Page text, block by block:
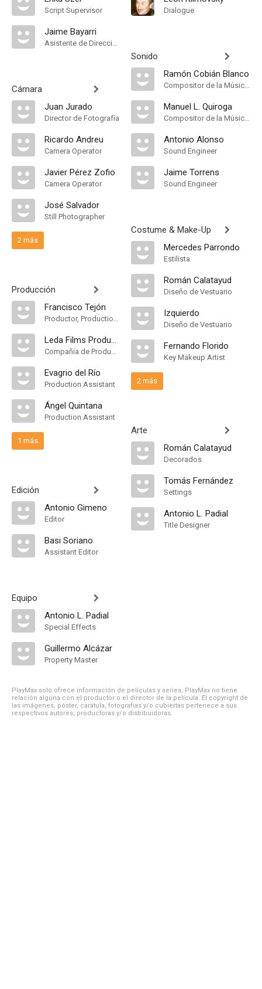
Script Supervisor
Jaime Bayarri
Asistente de Dirección
Cámara
Juan Jurado
Director de Fotografía
Ricardo Andreu
Camera Operator
Javier Pérez Zofio
Camera Operator
José Salvador
Still Photographer
2 más
Producción
Francisco Tejón
Productor, Production Manager
Leda Films Productions S.L
Compañía de Produccion
Evagrio del Río
Production Assistant
Ángel Quintana
Production Assistant
1 más
Edición
Antonio Gimeno
Editor
Basi Soriano
Assistant Editor
Equipo
Antonio L. Padial
Special Effects
Guillermo Alcázar
Property Master
Dialogue
Sonido
Ramón Cobián Blanco
Compositor de la Música Original, Música
Manuel L. Quiroga
Compositor de la Música Original, Música
Antonio Alonso
Sound Engineer
Jaime Torrens
Sound Engineer
Costume & Make-Up
Mercedes Parrondo
Estilista
Román Calatayud
Diseño de Vestuario
Izquierdo
Diseño de Vestuario
Fernando Florido
Key Makeup Artist
2 más
Arte
Román Calatayud
Decorados
Tomás Fernández
Settings
Antonio L. Padial
Title Designer
PlayMax solo ofrece información de películas y series, PlayMax no tiene
relación alguna con el productor o el director de la película. El copyright de
las imágenes, póster, carátula, fotografías y/o cubiertas pertenece a sus
respectivos autores, productoras y/o distribuidoras.